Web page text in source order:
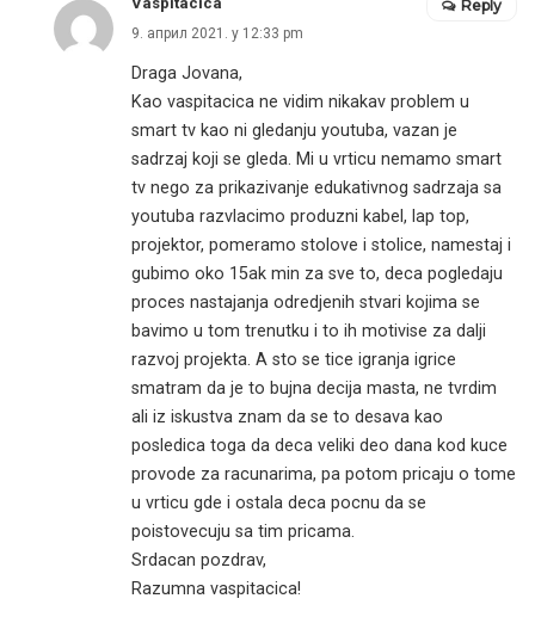
9. април 2021. у 12:33 pm
Draga Jovana,
Kao vaspitacica ne vidim nikakav problem u
smart tv kao ni gledanju youtuba, vazan je
sadrzaj koji se gleda. Mi u vrticu nemamo smart
tv nego za prikazivanje edukativnog sadrzaja sa
youtuba razvlacimo produzni kabel, lap top,
projektor, pomeramo stolove i stolice, namestaj i
gubimo oko 15ak min za sve to, deca pogledaju
proces nastajanja odredjenih stvari kojima se
bavimo u tom trenutku i to ih motivise za dalji
razvoj projekta. A sto se tice igranja igrice
smatram da je to bujna decija masta, ne tvrdim
ali iz iskustva znam da se to desava kao
posledica toga da deca veliki deo dana kod kuce
provode za racunarima, pa potom pricaju o tome
u vrticu gde i ostala deca pocnu da se
poistovecuju sa tim pricama.
Srdacan pozdrav,
Razumna vaspitacica!
Reply